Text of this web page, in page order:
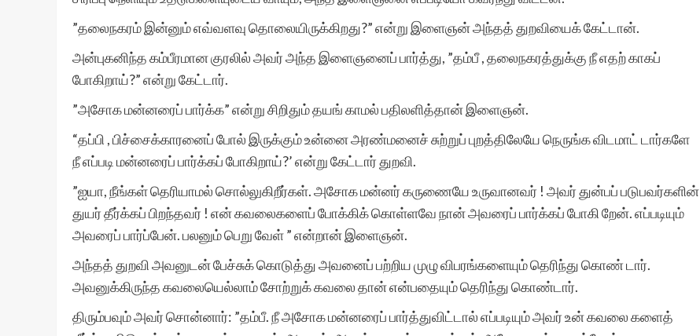
”தலைநகரம் இன்னும் எவ்வளவு தொலையிருக்கிறது?” என்று இளைஞன் அந்தத் துறவியைக் கேட்டான்.
அன்புகனிந்த கம்பீரமான குரலில் அவர் அந்த இளைஞனைப் பார்த்து, ”தம்பீ , தலைநகரத்துக்கு நீ எதற் காகப்
போகிறாய்?” என்று கேட்டார்.
”அசோக மன்னரைப் பார்க்க” என்று சிறிதும் தயங் காமல் பதிலளித்தான் இளைஞன்.
“தப்பி , பிச்சைக்காரனைப் போல் இருக்கும் உன்னை அரண்மனைச் சுற்றுப் புறத்திலேயே நெருங்க விடமாட் டார்களே
நீ எப்படி மன்னரைப் பார்க்கப் போகிறாய்?’ என்று கேட்டார் துறவி.
”ஐயா, நீங்கள் தெரியாமல் சொல்லுகிறீர்கள். அசோக மன்னர் கருணையே உருவானவர் ! அவர் துன்பப் படுபவர்களின்
துயர் தீர்க்கப் பிறந்தவர் ! என் கவலைகளைப் போக்கிக் கொள்ளவே நான் அவரைப் பார்க்கப் போகி றேன். எப்படியும்
அவரைப் பார்ப்பேன். பலனும் பெறு வேள் ” என்றான் இளைஞன்.
அந்தத் துறவி அவனுடன் பேச்சுக் கொடுத்து அவனைப் பற்றிய முழு விபரங்களையும் தெரிந்து கொண் டார்.
அவனுக்கிருந்த கவலையெல்லாம் சோற்றுக் கவலை தான் என்பதையும் தெரிந்து கொண்டார்.
திரும்பவும் அவர் சொன்னார்: ”தம்பீ. நீ அசோக மன்னரைப் பார்த்துவிட்டால் எப்படியும் அவர் உன் கவலை களைத்